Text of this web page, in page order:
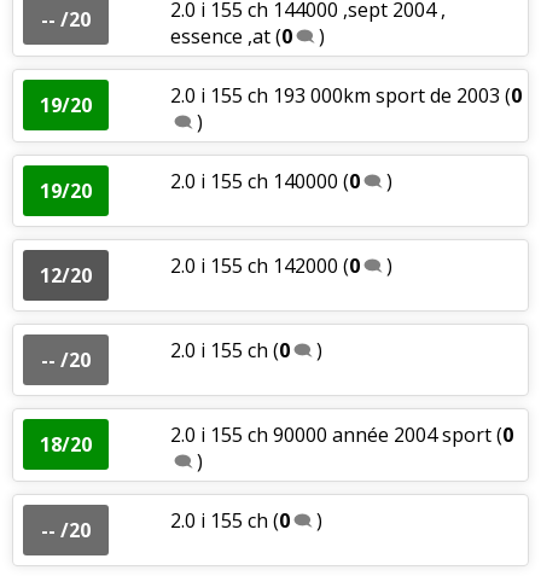
-- /20
2.0 i 155 ch 144000 ,sept 2004 ,
essence ,at(0 )
19/20 2.0 i 155 ch 193 000km sport de 2003 (0
)
19/20 2.0 i 155 ch 140000 (0 )
12/20 2.0 i 155 ch 142000 (0 )
-- /20 2.0 i 155 ch (0 )
18/20 2.0 i 155 ch 90000 année 2004 sport(0
)
-- /20 2.0 i 155 ch (0 )